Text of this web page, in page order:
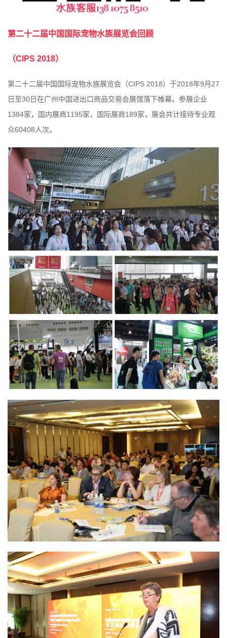
第二十二届中国国际宠物水族展览会回顾
（CIPS 2018）
第二十二届中国国际宠物水族展览会（CIPS 2018）于2018年9月 27
日至30 日在广州中国进出口商品交易会展馆落下帷幕。参展企业
1384家，国内展商1195家，国际展商189家，展会共计接待专业观
众60408人次。